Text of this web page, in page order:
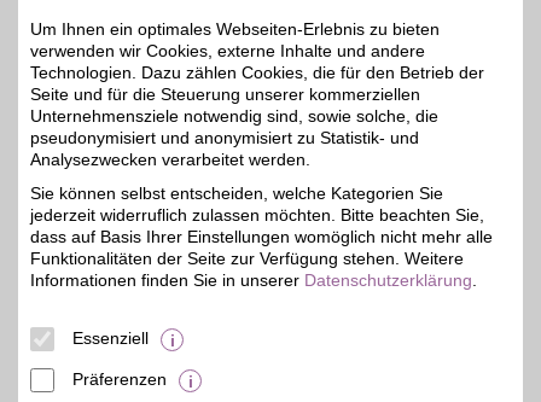
Zum Partnerprofil
bis zu 6%
Yves Rocher
Pflanzenkosmetik:
Gesichtspflege, Make-up,
Düfte, Haarpflege,
Sonnencreme gibt es bei
dem französischen
Beauty-Hersteller. Alles
Um Ihnen ein optimales Webseiten-Erlebnis zu bieten
verwenden wir Cookies, externe Inhalte und andere
Technologien. Dazu zählen Cookies, die für den Betrieb der
Seite und für die Steuerung unserer kommerziellen
Unternehmensziele notwendig sind, sowie solche, die
pseudonymisiert und anonymisiert zu Statistik- und
Analysezwecken verarbeitet werden.
Sie können selbst entscheiden, welche Kategorien Sie
jederzeit widerruflich zulassen möchten. Bitte beachten Sie,
dass auf Basis Ihrer Einstellungen womöglich nicht mehr alle
Funktionalitäten der Seite zur Verfügung stehen. Weitere
Informationen finden Sie in unserer Datenschutzerklärung
Essenziell
Präferenzen